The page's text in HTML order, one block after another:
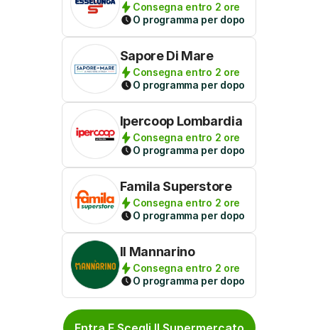
Consegna entro 2 ore
O programma per dopo
Sapore Di Mare
Consegna entro 2 ore
O programma per dopo
Ipercoop Lombardia
Consegna entro 2 ore
O programma per dopo
Famila Superstore
Consegna entro 2 ore
O programma per dopo
Il Mannarino
Consegna entro 2 ore
O programma per dopo